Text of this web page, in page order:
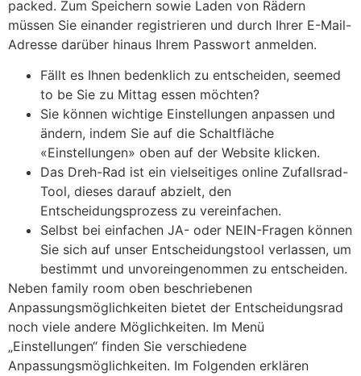
packed. Zum Speichern sowie Laden von Rädern
müssen Sie einander registrieren und durch Ihrer E-Mail-
Adresse darüber hinaus Ihrem Passwort anmelden.
Fällt es Ihnen bedenklich zu entscheiden, seemed
to be Sie zu Mittag essen möchten?
Sie können wichtige Einstellungen anpassen und
ändern, indem Sie auf die Schaltfläche
«Einstellungen» oben auf der Website klicken.
Das Dreh-Rad ist ein vielseitiges online Zufallsrad-
Tool, dieses darauf abzielt, den
Entscheidungsprozess zu vereinfachen.
Selbst bei einfachen JA- oder NEIN-Fragen können
Sie sich auf unser Entscheidungstool verlassen, um
bestimmt und unvoreingenommen zu entscheiden.
Neben family room oben beschriebenen
Anpassungsmöglichkeiten bietet der Entscheidungsrad
noch viele andere Möglichkeiten. Im Menü
„Einstellungen“ finden Sie verschiedene
Anpassungsmöglichkeiten. Im Folgenden erklären